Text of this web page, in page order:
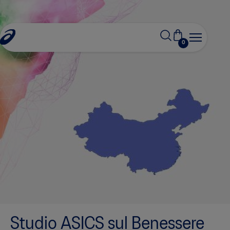
0
Studio ASICS sul Benessere